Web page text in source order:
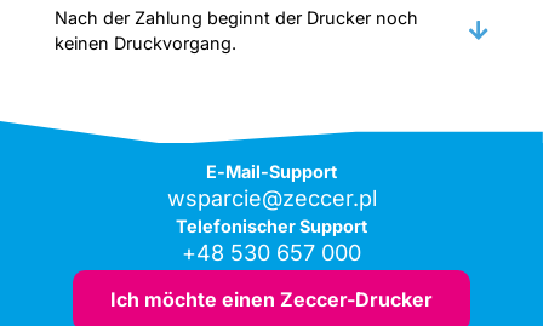
Nach der Zahlung beginnt der Drucker noch
keinen Druckvorgang.
E-Mail-Support
wsparcie@zeccer.pl
Telefonischer Support
+48 530 657 000
Ich möchte einen Zeccer-Drucker